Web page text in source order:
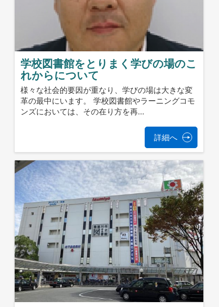
学校図書館をとりまく学びの場のこ
れからについて
様々な社会的要因が重なり、学びの場は大きな変
革の最中にいます。 学校図書館やラーニングコモ
ンズにおいては、その在り方を再…
詳細へ